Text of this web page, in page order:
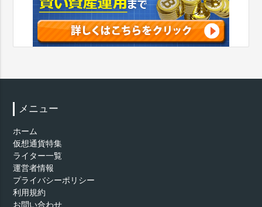
メニュー
ホーム
仮想通貨特集
ライター一覧
運営者情報
プライバシーポリシー
利用規約
お問い合わせ